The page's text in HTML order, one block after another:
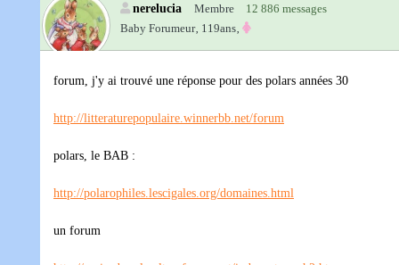
nerelucia Membre
12 886 messages
Baby Forumeur‚ 119ans‚
forum, j'y ai trouvé une réponse pour des polars années 30
http://litteraturepopulaire.winnerbb.net/forum
polars, le BAB :
http://polarophiles.lescigales.org/domaines.html
un forum